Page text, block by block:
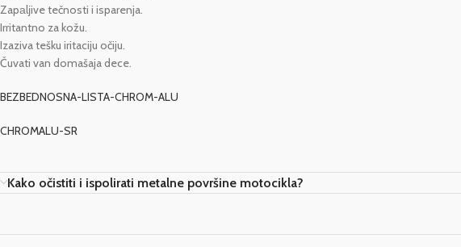
Zapаlјive tečnosti i isparenja.
Irritantno za kožu.
Izaziva tešku iritaciju očiju.
Čuvati van domašaja dece.
BEZBEDNOSNA-LISTA-CHROM-ALU
CHROMALU-SR
Kako očistiti i ispolirati metalne površine motocikla?